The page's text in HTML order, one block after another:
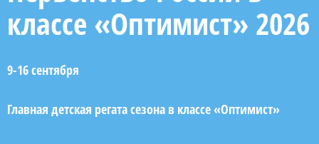
классе «Оптимист» 2026
9-16 сентября
Главная детская регата сезона в классе «Оптимист»